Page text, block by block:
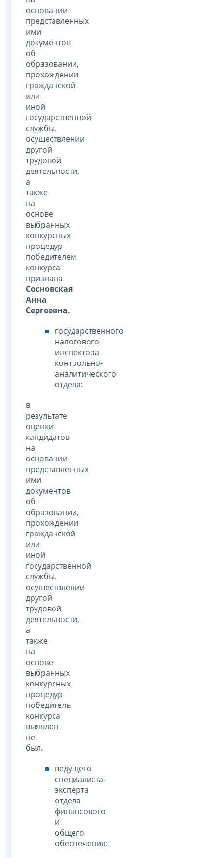
основании
представленных
ими
документов
об
образовании,
прохождении
гражданской
или
иной
государственной
службы,
осуществлении
другой
трудовой
деятельности,
а
также
на
основе
выбранных
конкурсных
процедур
победителем
конкурса
признана
Сосновская
Анна
Сергеевна.
государственного
налогового
инспектора
контрольно-
аналитического
отдела:
в
результате
оценки
кандидатов
на
основании
представленных
ими
документов
об
образовании,
прохождении
гражданской
или
иной
государственной
службы,
осуществлении
другой
трудовой
деятельности,
а
также
на
основе
выбранных
конкурсных
процедур
победитель
конкурса
выявлен
не
был.
ведущего
специалиста-
эксперта
отдела
финансового
и
общего
обеспечения: